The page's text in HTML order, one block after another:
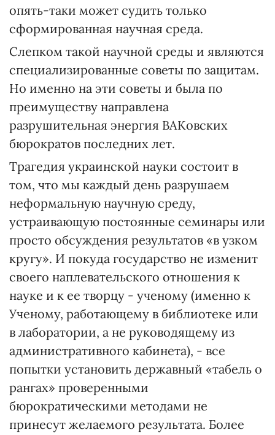
опять-таки может судить только
сформированная научная среда.
Слепком такой научной среды и являются
специализированные советы по защитам.
Но именно на эти советы и была по
преимуществу направлена
разрушительная энергия ВАКовских
бюрократов последних лет.
Трагедия украинской науки состоит в
том, что мы каждый день разрушаем
неформальную научную среду,
устраивающую постоянные семинары или
просто обсуждения результатов «в узком
кругу». И покуда государство не изменит
своего наплевательского отношения к
науке и к ее творцу - ученому (именно к
Ученому, работающему в библиотеке или
в лаборатории, а не руководящему из
административного кабинета), - все
попытки установить державный «табель о
рангах» проверенными
бюрократическими методами не
принесут желаемого результата. Более